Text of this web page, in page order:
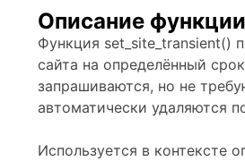
Описание
Функция set_site_transient()
сайта на определённый
запрашиваются, но не
автоматически удаляются
Используется в контексте